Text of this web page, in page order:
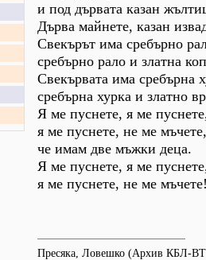
и под дървата казан
Дърва майнете, казан
Свекърът има сребърно
сребърно рало и златна
Свекървата има сребърна
сребърна хурка и златно
Я ме пуснете, я ме
я ме пуснете, не ме мъчете,
че имам две мъжки деца.
Я ме пуснете, я ме
я ме пуснете, не ме
Пресяка, Ловешко (Архив КБЛ-